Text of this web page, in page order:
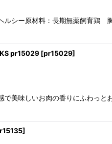
ルシー原材料：長期無薬飼育鶏
KS pr15029 [pr15029]
美味しいお肉の香りにふわっと
]